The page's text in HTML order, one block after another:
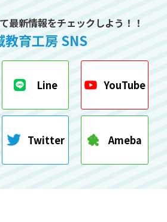
最新情報をチェックしよう！！
教育工房 SNS
Line YouTube
Twitter Ameba